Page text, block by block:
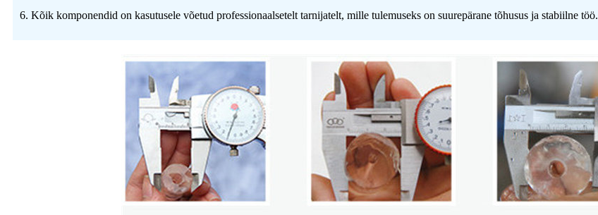
6. Kõik komponendid on kasutusele võetud professionaalsetelt tarnijatelt, mille tulemuseks on suurepärane tõhusus ja stabiilne töö.